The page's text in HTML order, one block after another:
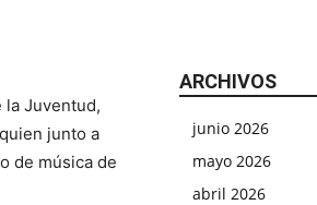
la Juventud,
junto a
de música de
ARCHIVOS
junio 2026
mayo 2026
abril 2026